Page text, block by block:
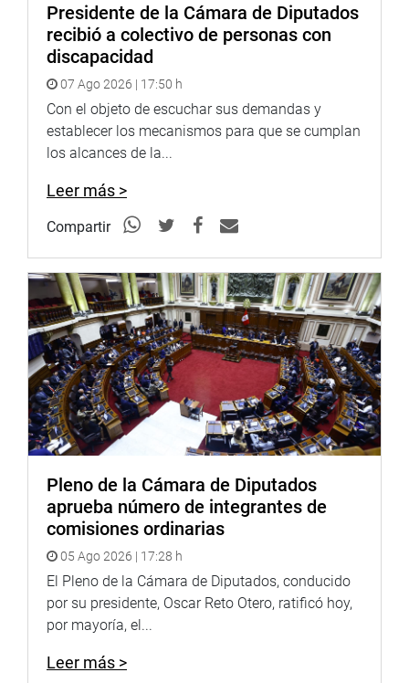
contra y 4 abstenciones. Por tratarse de una insistencia
no requiere de segunda votación.
OFICINA DE COMUNICACIONES E IMAGEN
INSTITUCIONAL
Presidente de la Cámara de Diputados
recibió a colectivo de personas con
discapacidad
07 Ago 2026 | 17:50 h
Con el objeto de escuchar sus demandas y
establecer los mecanismos para que se cumplan
los alcances de la...
Leer más >
Compartir
Pleno de la Cámara de Diputados
aprueba número de integrantes de
comisiones ordinarias
05 Ago 2026 | 17:28 h
El Pleno de la Cámara de Diputados, conducido
por su presidente, Oscar Reto Otero, ratificó hoy,
por mayoría, el...
Leer más >